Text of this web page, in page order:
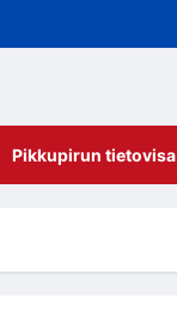
Pikkupirun tietovisa